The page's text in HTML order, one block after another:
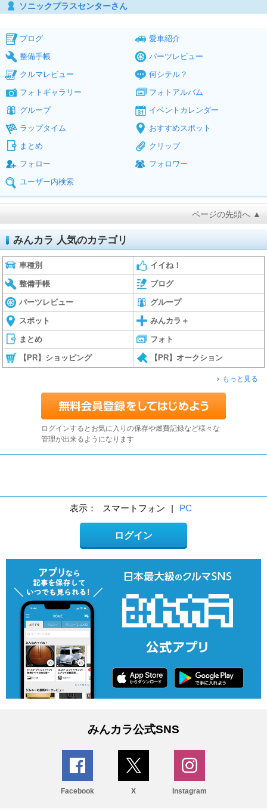
ソニックプラスセンターさん
ブログ
愛車紹介
整備手帳
パーツレビュー
クルマレビュー
何シテル？
フォトギャラリー
フォトアルバム
グループ
イベントカレンダー
ラップタイム
おすすめスポット
まとめ
クリップ
フォロー
フォロワー
ユーザー内検索
ページの先頭へ ▲
みんカラ 人気のカテゴリ
車種別 イイね！
整備手帳 ブログ
パーツレビュー グループ
スポット みんカラ＋
まとめ フォト
【PR】ショッピング 【PR】オークション
もっと見る
ログインするとお気に入りの保存や燃費記録など様々な
管理が出来るようになります
表示： スマートフォン | PC
ログイン
みんカラ公式SNS
Facebook X Instagram